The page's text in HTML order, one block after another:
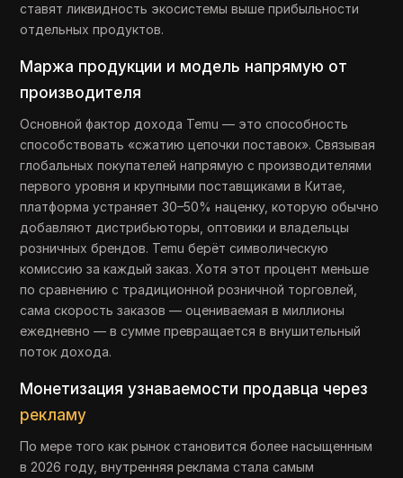
ставят ликвидность экосистемы выше прибыльности
отдельных продуктов.
Маржа продукции и модель напрямую от
производителя
Основной фактор дохода Temu — это способность
способствовать «сжатию цепочки поставок». Связывая
глобальных покупателей напрямую с производителями
первого уровня и крупными поставщиками в Китае,
платформа устраняет 30–50% наценку, которую обычно
добавляют дистрибьюторы, оптовики и владельцы
розничных брендов. Temu берёт символическую
комиссию за каждый заказ. Хотя этот процент меньше
по сравнению с традиционной розничной торговлей,
сама скорость заказов — оцениваемая в миллионы
ежедневно — в сумме превращается в внушительный
поток дохода.
Монетизация узнаваемости продавца через
рекламу
По мере того как рынок становится более насыщенным
в 2026 году, внутренняя реклама стала самым